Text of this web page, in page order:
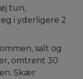
tun,
i yderligere 2
salt og
omtrent 30
Skær